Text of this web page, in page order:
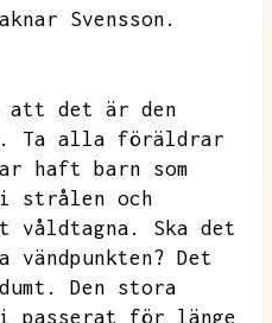
Svensson.
att det är den
Ta alla föräldrar
haft barn som
och
våldtagna.
Ska det
vändpunkten? Det
Den stora
passerat för länge